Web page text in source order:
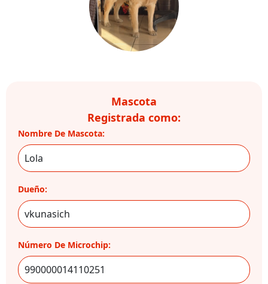
Mascota
Registrada como:
Nombre De Mascota:
Dueño:
Número De Microchip: